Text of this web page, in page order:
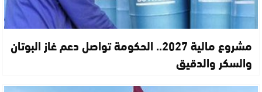
مشروع مالية 2027.. الحكومة تواصل دعم غاز البوتان
والسكر والدقيق